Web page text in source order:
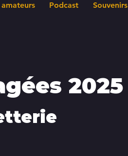
Podcast Souvenirs
2025